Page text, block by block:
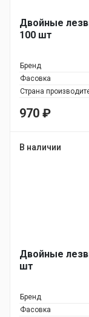
Двойные
100 шт
Бренд
Фасовка
Страна
970 ₽
В наличии
Двойные
шт
Бренд
Фасовка